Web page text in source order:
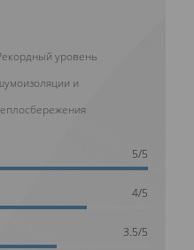
уровень
и
5/5
4/5
3.5/5